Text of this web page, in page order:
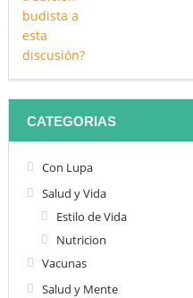
CATEGORIAS
Con Lupa
Salud y Vida
Estilo de Vida
Nutricion
Vacunas
Salud y Mente